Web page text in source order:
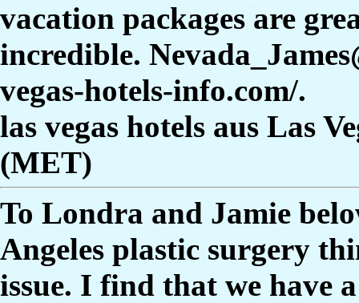
vacation packages are
incredible.
vegas-hotels-info.com/.
las vegas hotels aus Las
(MET)
To Londra and Jamie
Angeles plastic surgery
issue. I find that we have